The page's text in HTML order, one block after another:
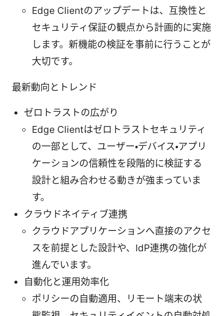
Edge Clientのアップデートは、互換性と
セキュリティ保証の観点から計画的に実施
します。新機能の検証を事前に行うことが
大切です。
最新動向とトレンド
ゼロトラストの広がり
Edge Clientはゼロトラストセキュリティ
の一部として、ユーザー・デバイス・アプリ
ケーションの信頼性を段階的に検証する
設計と組み合わせる動きが強まっていま
す。
クラウドネイティブ連携
クラウドアプリケーションへ直接のアクセ
スを前提とした設計や、IdP連携の強化が
進んでいます。
自動化と運用効率化
ポリシーの自動適用、リモート端末の状